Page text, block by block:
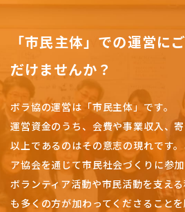
「市民主体」での運営に
だけませんか？
ボラ協の運営は「市民主体」です。
運営資金のうち、会費や事業収入、
以上であるのはその意志の現れです。
ア協会を通じて市民社会づくりに参
ボランティア活動や市民活動を支え
も多くの方が加わってくださること